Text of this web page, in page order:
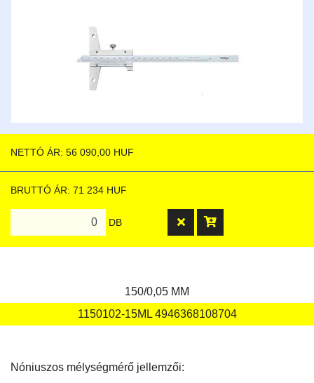
NETTÓ ÁR: 56 090,00 HUF
BRUTTÓ ÁR: 71 234 HUF
DB
150/0,05 MM
1150102-15ML 4946368108704
Nóniuszos mélységmérő jellemzői: